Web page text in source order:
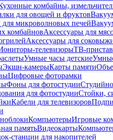
комбайны,
для овощей и фруктов
для микроволновых печей
комбайновАксессуары для
Аксессуары для
телевизорыТВ-
Умные часы детские
Экшн-камерыКарты памяти
Цифровые фоторамки
Фоны для фотостудии
для фотостудииСтойки,
Кабели для телевизоров
КомпьютерыИгровые
памятьВидеокарты
станции для накопителей